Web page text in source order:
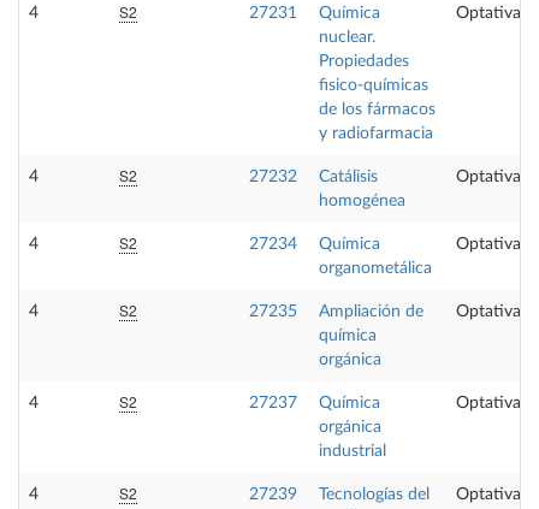
4 S2 27231
Química
nuclear.
Propiedades
fisico-químicas
de los fármacos
y radiofarmacia
Optativa
4 S2 27232
Catálisis
homogénea
Optativa
4 S2 27234
Química
organometálica
Optativa
4 S2 27235
Ampliación de
química
orgánica
Optativa
4 S2 27237
Química
orgánica
industrial
Optativa
4 S2 27239
Tecnologías del
Optativa